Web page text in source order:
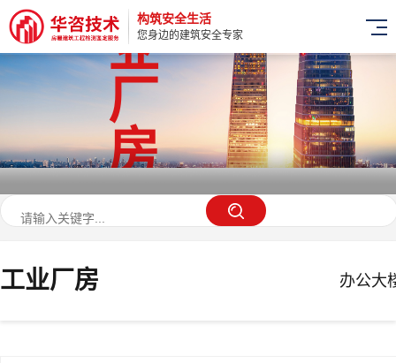
构筑安全生活
您身边的建筑安全专家
业
厂
房
工业厂房 办公大